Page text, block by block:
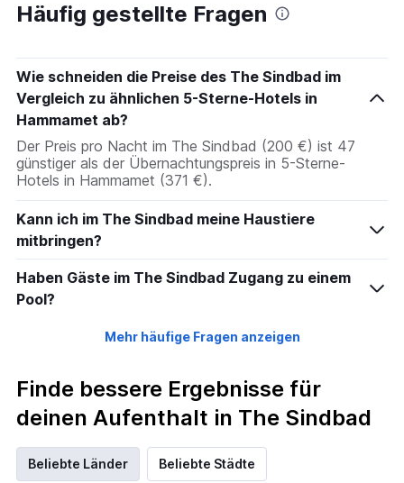
Häufig gestellte Fragen
Wie schneiden die Preise des The Sindbad im
Vergleich zu ähnlichen 5-Sterne-Hotels in
Hammamet ab?
Der Preis pro Nacht im The Sindbad (200 €) ist 47
günstiger als der Übernachtungspreis in 5-Sterne-
Hotels in Hammamet (371 €).
Kann ich im The Sindbad meine Haustiere
mitbringen?
Haben Gäste im The Sindbad Zugang zu einem
Pool?
Mehr häufige Fragen anzeigen
Finde bessere Ergebnisse für
deinen Aufenthalt in The Sindbad
Beliebte Länder Beliebte Städte